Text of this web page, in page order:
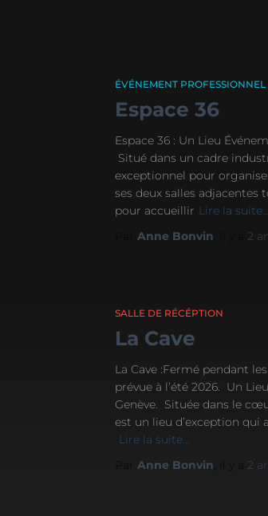
ÉVÉNEMENT PROFESSIONNEL
Espace 36
Espace 36 : Un Lieu
Situé dans un cadre
exceptionnel pour
ses deux salles adjacentes
pour accueillir Lire la suite…
Anne Bonvin 2
SALLE DE RÉCÉPTION
La Cave
La Cave :Fermé pendant
prévue à l’été 2026. Un
Genève. Située dans le
est un lieu d’exception qui
Lire la suite…
Anne Bonvin , il y a 2